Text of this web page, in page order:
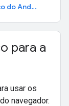
Estrutura de preenchimento automático do Android
para a
usar os
navegador.